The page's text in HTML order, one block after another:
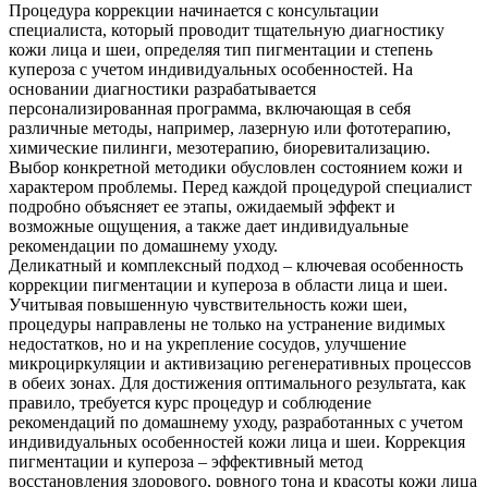
Процедура коррекции начинается с консультации
специалиста, который проводит тщательную диагностику
кожи лица и шеи, определяя тип пигментации и степень
купероза с учетом индивидуальных особенностей. На
основании диагностики разрабатывается
персонализированная программа, включающая в себя
различные методы, например, лазерную или фототерапию,
химические пилинги, мезотерапию, биоревитализацию.
Выбор конкретной методики обусловлен состоянием кожи и
характером проблемы. Перед каждой процедурой специалист
подробно объясняет ее этапы, ожидаемый эффект и
возможные ощущения, а также дает индивидуальные
рекомендации по домашнему уходу.
Деликатный и комплексный подход – ключевая особенность
коррекции пигментации и купероза в области лица и шеи.
Учитывая повышенную чувствительность кожи шеи,
процедуры направлены не только на устранение видимых
недостатков, но и на укрепление сосудов, улучшение
микроциркуляции и активизацию регенеративных процессов
в обеих зонах. Для достижения оптимального результата, как
правило, требуется курс процедур и соблюдение
рекомендаций по домашнему уходу, разработанных с учетом
индивидуальных особенностей кожи лица и шеи. Коррекция
пигментации и купероза – эффективный метод
восстановления здорового, ровного тона и красоты кожи лица